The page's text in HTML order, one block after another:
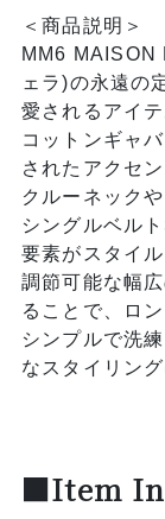
＜商品説明＞
MM6 MAISON
ェラ)の永遠の
愛されるアイテ
コットンギャ
されたアクセ
クルーネック
シングルベル
要素がスタイ
調節可能な幅
ることで、ロ
シンプルで洗
なスタイリン
■Item